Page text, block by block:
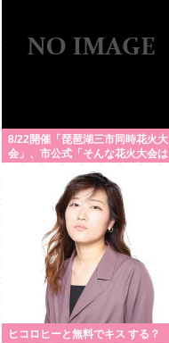
8/22開催「琵琶湖三市同時花火大
会」、市公式「そんな花火大会は
ヒコロヒーと無料でキス する？